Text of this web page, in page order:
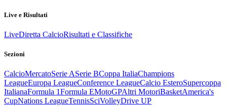
Live e Risultati
LiveDiretta CalcioRisultati e Classifiche
Sezioni
CalcioMercatoSerie ASerie BCoppa ItaliaChampions
LeagueEuropa LeagueConference LeagueCalcio EsteroSupercoppa
ItalianaFormula 1Formula EMotoGPAltri MotoriBasketAmerica's
CupNations LeagueTennisSciVolleyDrive UP